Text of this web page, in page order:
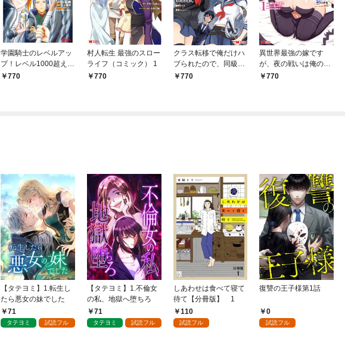
学園騎士のレベルアッ
プ！レベル1000超えの
転生者、落ちこぼれク
770
村人転生 最強のスロー
ライフ（コミック） 1
770
クラス転移で俺だけハ
ブられたので、同級生
ハーレム作ることにし
770
異世界最強の嫁です
が、夜の戦いは俺の方
が強いようです 知略
770
【タテヨミ】1.転生し
たら悪女の妹でした
71
タテヨミ 試読フル
【タテヨミ】1.不倫女
の私、地獄へ堕ちろ
71
タテヨミ 試読フル
しあわせは食べて寝て
待て【分冊版】 1
110
試読フル
復讐の王子様第1話
0
試読フル